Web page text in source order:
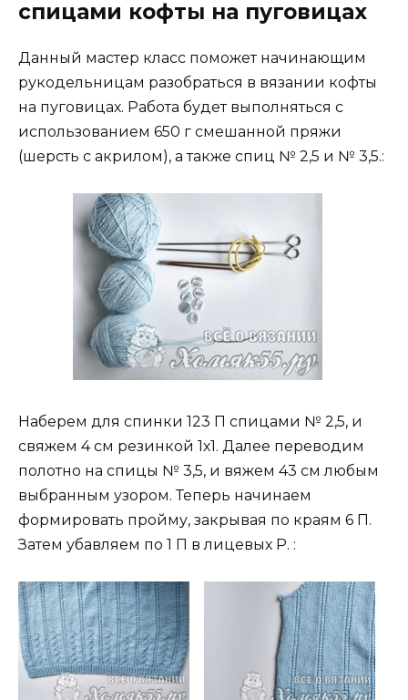
спицами кофты на пуговицах
Данный мастер класс поможет начинающим
рукодельницам разобраться в вязании кофты
на пуговицах. Работа будет выполняться с
использованием 650 г смешанной пряжи
(шерсть с акрилом), а также спиц № 2,5 и № 3,5.:
Наберем для спинки 123 П спицами № 2,5, и
свяжем 4 см резинкой 1х1. Далее переводим
полотно на спицы № 3,5, и вяжем 43 см любым
выбранным узором. Теперь начинаем
формировать пройму, закрывая по краям 6 П.
Затем убавляем по 1 П в лицевых Р. :